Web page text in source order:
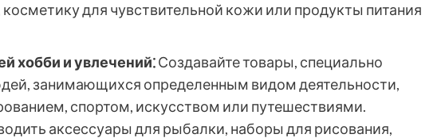
для чувствительной кожи или продукты питания
хобби и увлечений⁚Создавайте товары, специально
занимающихся определенным видом деятельности,
спортом, искусством или путешествиями.
аксессуары для рыбалки, наборы для рисования,